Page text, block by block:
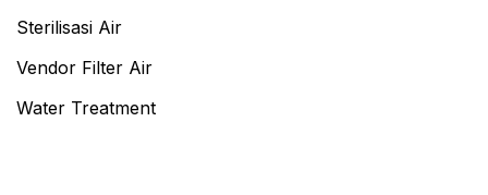
Sterilisasi Air
Vendor Filter Air
Water Treatment